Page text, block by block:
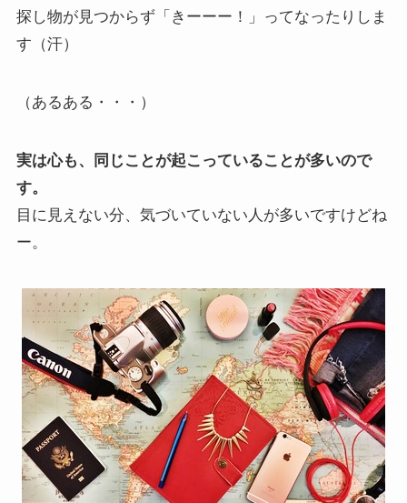
探し物が見つからず「きーーー！」ってなったりしま
す（汗）
（あるある・・・）
実は心も、同じことが起こっていることが多いので
す。
目に見えない分、気づいていない人が多いですけどね
ー。